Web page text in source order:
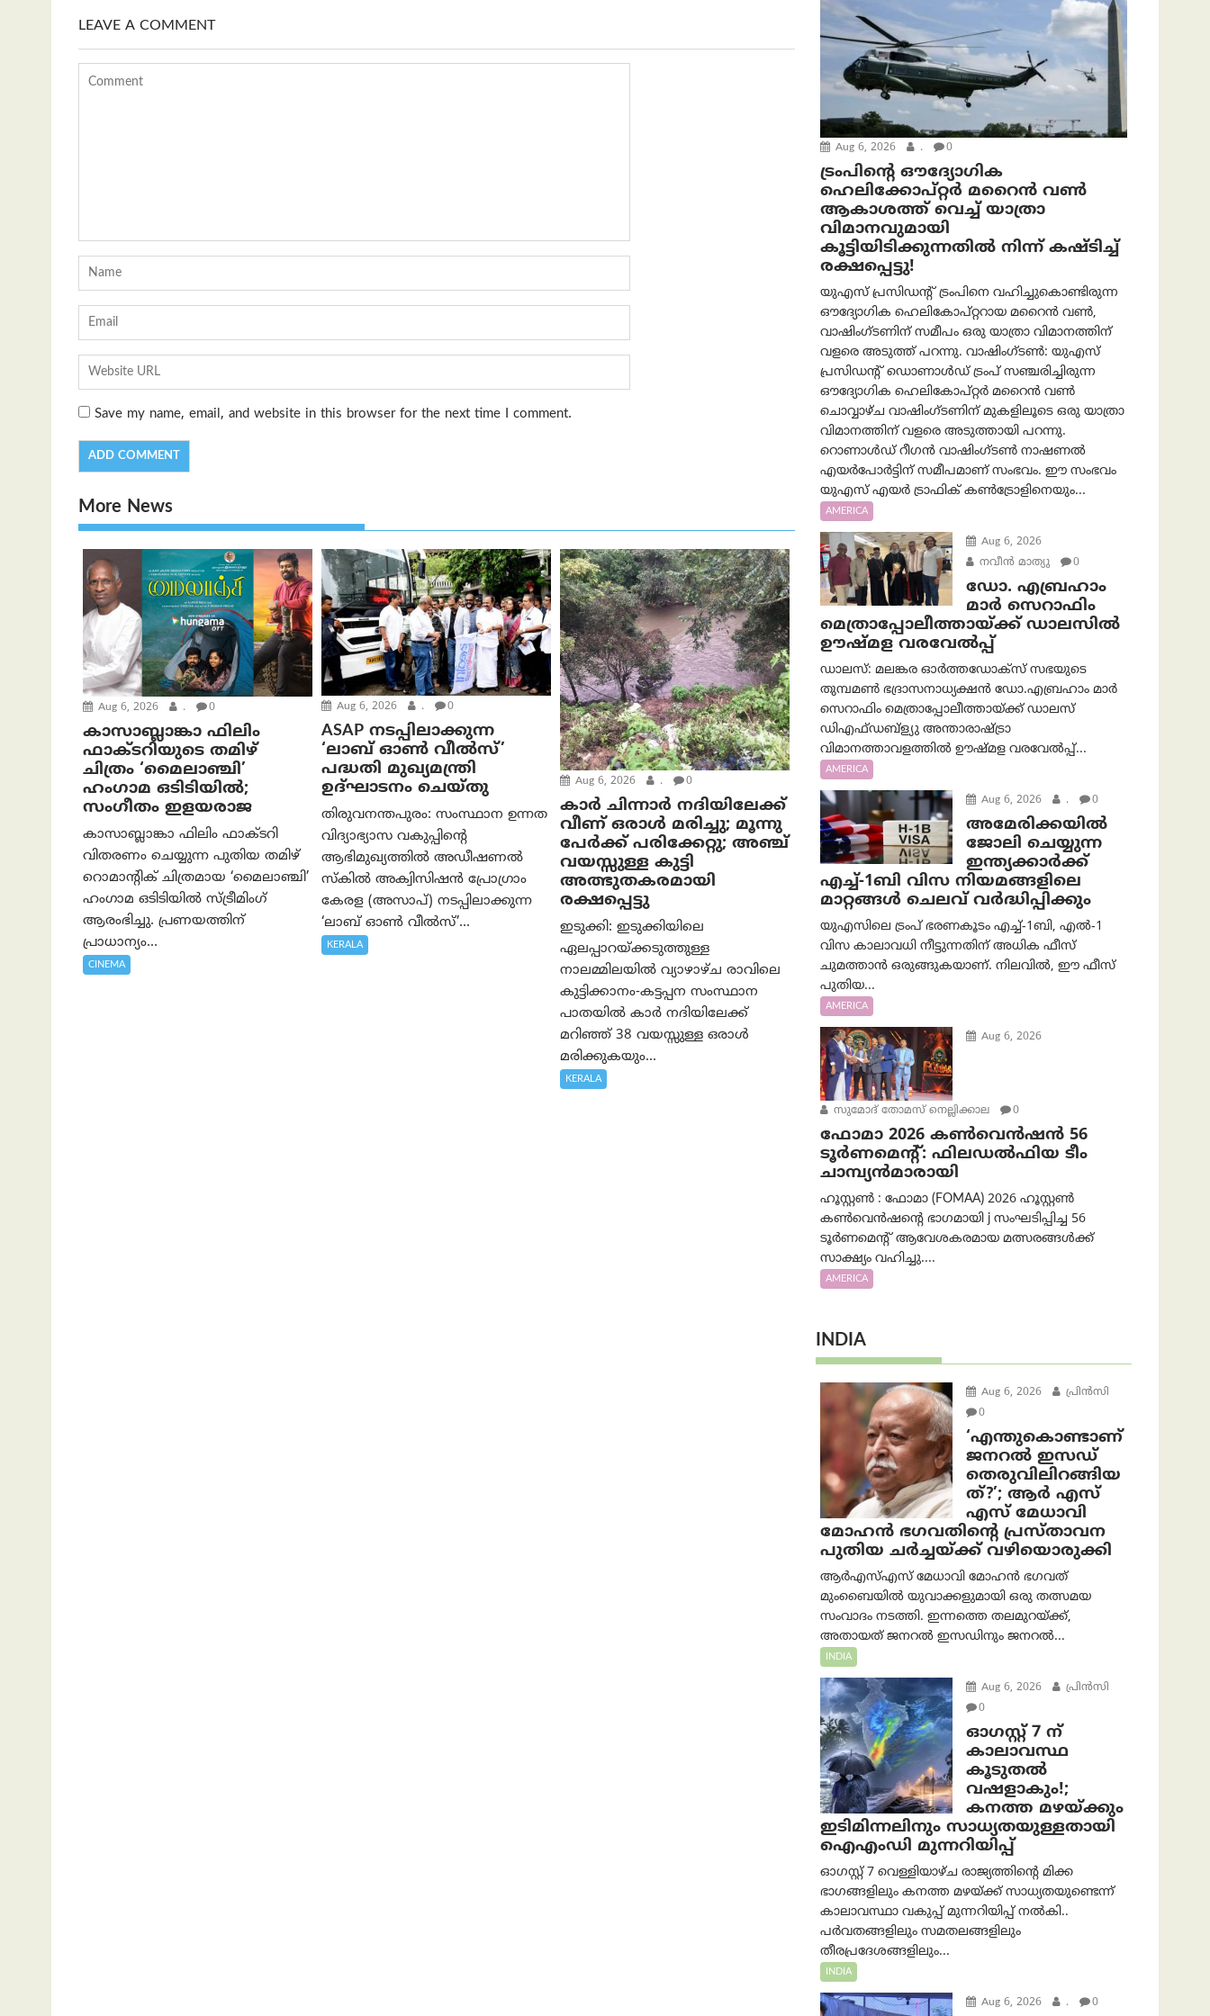
LEAVE A COMMENT
Save my name, email, and website in this browser for the next time I comment.
More News
Aug 6, 2026 . 0
കാസാബ്ലാങ്കാ ഫിലിം
ഫാക്ടറിയുടെ തമിഴ്
ചിത്രം ‘മൈലാഞ്ചി’
ഹംഗാമ ഒടിടിയിൽ;
സംഗീതം ഇളയരാജ
കാസാബ്ലാങ്കാ ഫിലിം ഫാക്ടറി
വിതരണം ചെയ്യുന്ന പുതിയ തമിഴ്
റൊമാന്റിക് ചിത്രമായ ‘മൈലാഞ്ചി’
ഹംഗാമ ഒടിടിയിൽ സ്ട്രീമിംഗ്
ആരംഭിച്ചു. പ്രണയത്തിന്
പ്രാധാന്യം...
CINEMA
Aug 6, 2026 . 0
ASAP നടപ്പിലാക്കുന്ന
‘ലാബ് ഓൺ വീൽസ്’
പദ്ധതി മുഖ്യമന്ത്രി
ഉദ്ഘാടനം ചെയ്തു
തിരുവനന്തപുരം: സംസ്ഥാന ഉന്നത
വിദ്യാഭ്യാസ വകുപ്പിന്റെ
ആഭിമുഖ്യത്തിൽ അഡീഷണൽ
സ്കിൽ അക്വിസിഷൻ പ്രോഗ്രാം
കേരള (അസാപ്) നടപ്പിലാക്കുന്ന
‘ലാബ് ഓൺ വീൽസ്’...
KERALA
Aug 6, 2026 . 0
കാര്‍ ചിന്നാര്‍ നദിയിലേക്ക്
വീണ് ഒരാള്‍ മരിച്ചു; മൂന്നു
പേര്‍ക്ക് പരിക്കേറ്റു; അഞ്ച്
വയസ്സുള്ള കുട്ടി
അത്ഭുതകരമായി
രക്ഷപ്പെട്ടു
ഇടുക്കി: ഇടുക്കിയിലെ
ഏലപ്പാറയ്ക്കടുത്തുള്ള
നാലമ്മിലയിൽ വ്യാഴാഴ്ച രാവിലെ
കുട്ടിക്കാനം-കട്ടപ്പന സംസ്ഥാന
പാതയിൽ കാർ നദിയിലേക്ക്
മറിഞ്ഞ് 38 വയസ്സുള്ള ഒരാൾ
മരിക്കുകയും...
KERALA
Aug 6, 2026 . 0
ട്രം‌പിന്റെ ഔദ്യോഗിക
ഹെലിക്കോപ്റ്റര്‍ മറൈന്‍ വണ്‍
ആകാശത്ത് വെച്ച് യാത്രാ
വിമാനവുമായി
കൂട്ടിയിടിക്കുന്നതിൽ നിന്ന് കഷ്ടിച്ച്
രക്ഷപ്പെട്ടു!
യുഎസ് പ്രസിഡന്റ് ട്രംപിനെ വഹിച്ചുകൊണ്ടിരുന്ന
ഔദ്യോഗിക ഹെലികോപ്റ്ററായ മറൈൻ വൺ,
വാഷിംഗ്ടണിന് സമീപം ഒരു യാത്രാ വിമാനത്തിന്
വളരെ അടുത്ത് പറന്നു. വാഷിംഗ്ടണ്‍: യുഎസ്
പ്രസിഡന്റ് ഡൊണാൾഡ് ട്രംപ് സഞ്ചരിച്ചിരുന്ന
ഔദ്യോഗിക ഹെലികോപ്റ്റർ മറൈൻ വൺ
ചൊവ്വാഴ്ച വാഷിംഗ്ടണിന് മുകളിലൂടെ ഒരു യാത്രാ
വിമാനത്തിന് വളരെ അടുത്തായി പറന്നു.
റൊണാൾഡ് റീഗൻ വാഷിംഗ്ടൺ നാഷണൽ
എയർപോർട്ടിന് സമീപമാണ് സംഭവം. ഈ സംഭവം
യുഎസ് എയർ ട്രാഫിക് കൺട്രോളിനെയും...
AMERICA
Aug 6, 2026
നവീൻ മാത്യു
0
ഡോ. എബ്രഹാം
മാർ സെറാഫിം
മെത്രാപ്പോലീത്തായ്ക്ക് ഡാലസിൽ
ഊഷ്മള വരവേൽപ്പ്
ഡാലസ്: മലങ്കര ഓർത്തഡോക്സ് സഭയുടെ
തുമ്പമൺ ഭദ്രാസനാധ്യക്ഷൻ ഡോ.എബ്രഹാം മാർ
സെറാഫിം മെത്രാപ്പോലീത്തായ്ക്ക് ഡാലസ്
ഡിഎഫ്ഡബ്ള്യു അന്താരാഷ്ട്രാ
വിമാനത്താവളത്തിൽ ഊഷ്മള വരവേൽപ്പ്...
AMERICA
Aug 6, 2026 . 0
അമേരിക്കയില്‍
ജോലി ചെയ്യുന്ന
ഇന്ത്യക്കാർക്ക്
എച്ച്-1ബി വിസ നിയമങ്ങളിലെ
മാറ്റങ്ങൾ ചെലവ് വർദ്ധിപ്പിക്കും
യുഎസിലെ ട്രംപ് ഭരണകൂടം എച്ച്-1ബി, എൽ-1
വിസ കാലാവധി നീട്ടുന്നതിന് അധിക ഫീസ്
ചുമത്താൻ ഒരുങ്ങുകയാണ്. നിലവിൽ, ഈ ഫീസ്
പുതിയ...
AMERICA
Aug 6, 2026
സുമോദ് തോമസ് നെല്ലിക്കാല 0
ഫോമാ 2026 കൺവെൻഷൻ 56
ടൂർണമെന്റ്: ഫിലഡൽഫിയ ടീം
ചാമ്പ്യൻമാരായി
ഹൂസ്റ്റൺ : ഫോമാ (FOMAA) 2026 ഹൂസ്റ്റൺ
കൺവെൻഷന്റെ ഭാഗമായി j സംഘടിപ്പിച്ച 56
ടൂർണമെന്റ് ആവേശകരമായ മത്സരങ്ങൾക്ക്
സാക്ഷ്യം വഹിച്ചു....
AMERICA
INDIA
Aug 6, 2026
പ്രിന്‍സി
0
‘എന്തുകൊണ്ടാണ്
ജനറൽ ഇസഡ്
തെരുവിലിറങ്ങിയ
ത്?’; ആര്‍ എസ്
എസ് മേധാവി
മോഹൻ ഭഗവതിന്റെ പ്രസ്താവന
പുതിയ ചര്‍ച്ചയ്ക്ക് വഴിയൊരുക്കി
ആർ‌എസ്‌എസ് മേധാവി മോഹൻ ഭഗവത്
മുംബൈയിൽ യുവാക്കളുമായി ഒരു തത്സമയ
സംവാദം നടത്തി. ഇന്നത്തെ തലമുറയ്ക്ക്,
അതായത് ജനറൽ ഇസഡിനും ജനറൽ...
INDIA
Aug 6, 2026
പ്രിന്‍സി
0
ഓഗസ്റ്റ് 7 ന്
കാലാവസ്ഥ
കൂടുതൽ
വഷളാകും!;
കനത്ത മഴയ്ക്കും
ഇടിമിന്നലിനും സാധ്യതയുള്ളതായി
ഐഎംഡി മുന്നറിയിപ്പ്
ഓഗസ്റ്റ് 7 വെള്ളിയാഴ്ച രാജ്യത്തിന്റെ മിക്ക
ഭാഗങ്ങളിലും കനത്ത മഴയ്ക്ക് സാധ്യതയുണ്ടെന്ന്
കാലാവസ്ഥാ വകുപ്പ് മുന്നറിയിപ്പ് നൽകി..
പർവതങ്ങളിലും സമതലങ്ങളിലും
തീരപ്രദേശങ്ങളിലും...
INDIA
Aug 6, 2026 . 0